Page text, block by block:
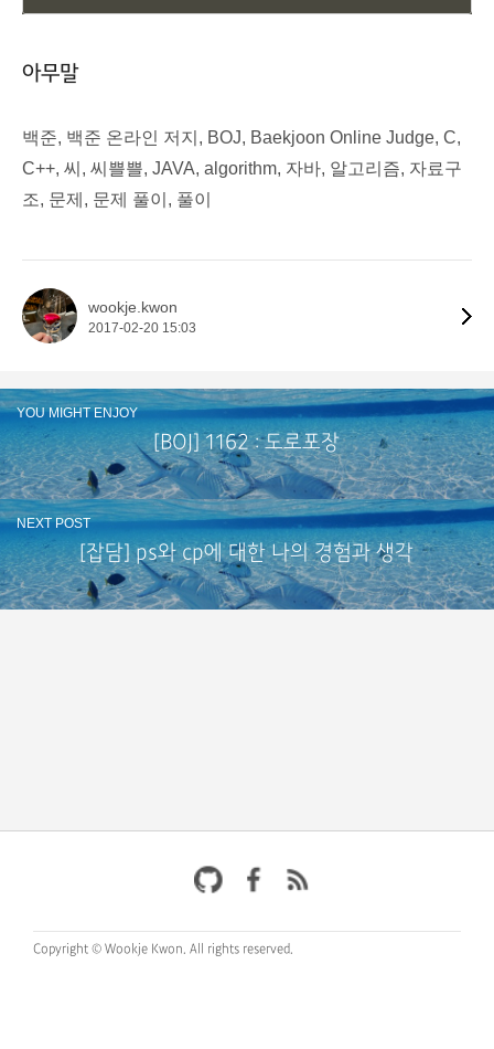
아무말
백준, 백준 온라인 저지, BOJ, Baekjoon Online Judge, C,
C++, 씨, 씨쁠쁠, JAVA, algorithm, 자바, 알고리즘, 자료구
조, 문제, 문제 풀이, 풀이
wookje.kwon
2017-02-20 15:03
[BOJ] 1162 : 도로포장
YOU MIGHT ENJOY
[잡담] ps와 cp에 대한 나의 경험과 생각
NEXT POST
Copyright © Wookje Kwon. All rights reserved.